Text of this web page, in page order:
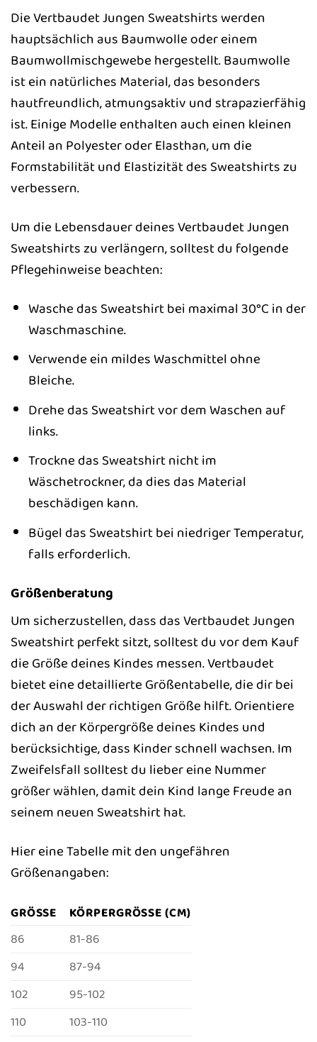
Die Vertbaudet Jungen Sweatshirts werden
hauptsächlich aus Baumwolle oder einem
Baumwollmischgewebe hergestellt. Baumwolle
ist ein natürliches Material, das besonders
hautfreundlich, atmungsaktiv und strapazierfähig
ist. Einige Modelle enthalten auch einen kleinen
Anteil an Polyester oder Elasthan, um die
Formstabilität und Elastizität des Sweatshirts zu
verbessern.
Um die Lebensdauer deines Vertbaudet Jungen
Sweatshirts zu verlängern, solltest du folgende
Pflegehinweise beachten:
Wasche das Sweatshirt bei maximal 30°C in der
Waschmaschine.
Verwende ein mildes Waschmittel ohne
Bleiche.
Drehe das Sweatshirt vor dem Waschen auf
links.
Trockne das Sweatshirt nicht im
Wäschetrockner, da dies das Material
beschädigen kann.
Bügel das Sweatshirt bei niedriger Temperatur,
falls erforderlich.
Größenberatung
Um sicherzustellen, dass das Vertbaudet Jungen
Sweatshirt perfekt sitzt, solltest du vor dem Kauf
die Größe deines Kindes messen. Vertbaudet
bietet eine detaillierte Größentabelle, die dir bei
der Auswahl der richtigen Größe hilft. Orientiere
dich an der Körpergröße deines Kindes und
berücksichtige, dass Kinder schnell wachsen. Im
Zweifelsfall solltest du lieber eine Nummer
größer wählen, damit dein Kind lange Freude an
seinem neuen Sweatshirt hat.
Hier eine Tabelle mit den ungefähren
Größenangaben:
GRÖSSE
KÖRPERGRÖSSE (CM)
86
81-86
94
87-94
102
95-102
110
103-110